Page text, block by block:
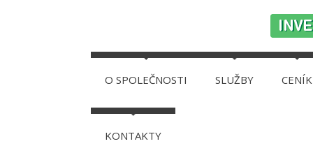
O SPOLEČNOSTI SLUŽBY CENÍK
KONTAKTY